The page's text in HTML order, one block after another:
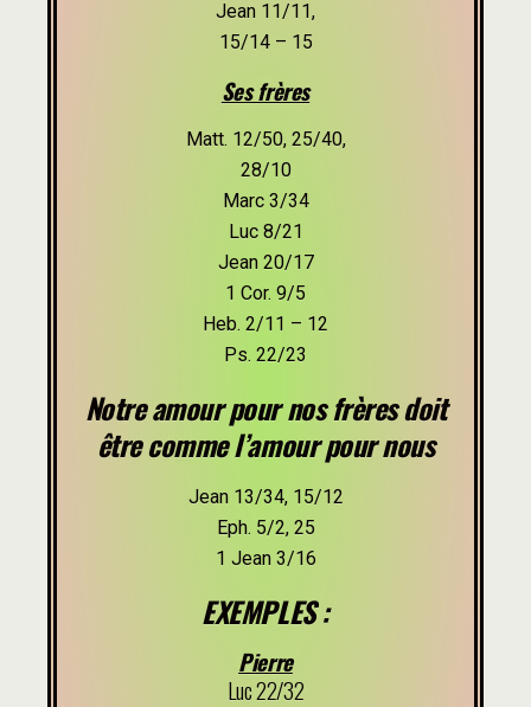
Jean 11/11,
15/14 – 15
Ses frères
Matt. 12/50, 25/40,
28/10
Marc 3/34
Luc 8/21
Jean 20/17
1 Cor. 9/5
Heb. 2/11 – 12
Ps. 22/23
Notre amour pour nos frères doit
être comme l’amour pour nous
Jean 13/34, 15/12
Eph. 5/2, 25
1 Jean 3/16
EXEMPLES :
Pierre
Luc 22/32